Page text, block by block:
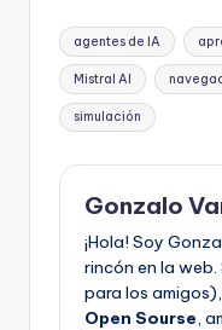
Etiquetas:
agentes de IA
Mistral AI
simulación
Gonzalo
¡Hola! Soy
rincón en la
para los
Open Sourse,